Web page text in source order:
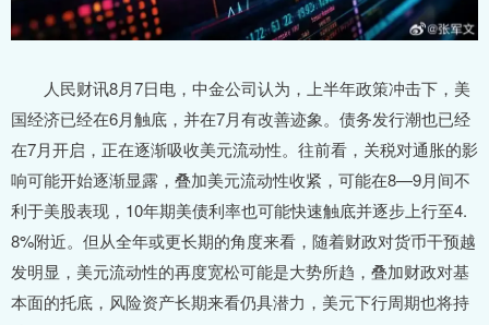
人民财讯8月7日电，中金公司认为，上半年政策冲击下，美
国经济已经在6月触底，并在7月有改善迹象。债务发行潮也已经
在7月开启，正在逐渐吸收美元流动性。往前看，关税对通胀的影
响可能开始逐渐显露，叠加美元流动性收紧，可能在8—9月间不
利于美股表现，10年期美债利率也可能快速触底并逐步上行至4.
8%附近。但从全年或更长期的角度来看，随着财政对货币干预越
发明显，美元流动性的再度宽松可能是大势所趋，叠加财政对基
本面的托底，风险资产长期来看仍具潜力，美元下行周期也将持